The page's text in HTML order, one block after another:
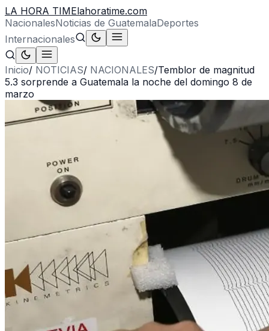
LA HORA TIMElahoratime.com
NacionalesNoticias de GuatemalaDeportes
Internacionales
Inicio/ NOTICIAS/ NACIONALES/Temblor de magnitud
5.3 sorprende a Guatemala la noche del domingo 8 de
marzo